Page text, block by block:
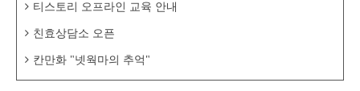
티스토리 오프라인 교육 안내
친효상담소 오픈
칸만화 "넷웍마의 추억"